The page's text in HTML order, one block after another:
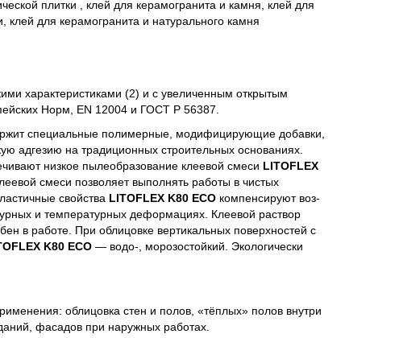
плитки , клей для керамогранита и камня, клей для
для керамогранита и натурального камня
характеристиками (2) и с увеличенным открытым
Норм, EN 12004 и ГОСТ Р 56387.
специальные полимерные, модифицирующие добавки,
адгезию на традиционных строительных основаниях.
низкое пылеобразование клеевой смеси LITOFLEX
смеси позволяет выполнять работы в чистых
свойства LITOFLEX K80 ECO компенсируют воз-
и температурных деформациях. Клеевой раствор
в работе. При облицовке вертикальных поверхностей с
K80 ECO — водо-, морозостойкий. Экологически
облицовка стен и полов, «тёплых» полов внутри
фасадов при наружных работах.